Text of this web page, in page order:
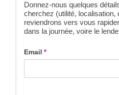
Donnez-nous quelques
cherchez (utilité, localisation,
reviendrons vers vous
dans la journée, voire le
Email *